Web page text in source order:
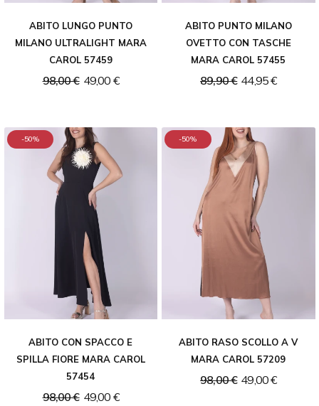
ABITO LUNGO PUNTO
MILANO ULTRALIGHT MARA
CAROL 57459
98,00 € 49,00 €
ABITO PUNTO MILANO
OVETTO CON TASCHE
MARA CAROL 57455
89,90 € 44,95 €
-50%
ABITO CON SPACCO E
SPILLA FIORE MARA CAROL
57454
98,00 € 49,00 €
-50%
ABITO RASO SCOLLO A V
MARA CAROL 57209
98,00 € 49,00 €